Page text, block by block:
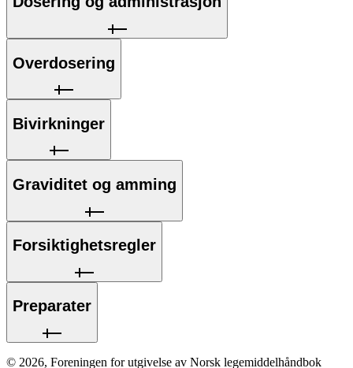
Overdosering
Bivirkninger
Graviditet og amming
Forsiktighetsregler
Preparater
© 2026, Foreningen for utgivelse av Norsk legemiddelhåndbok